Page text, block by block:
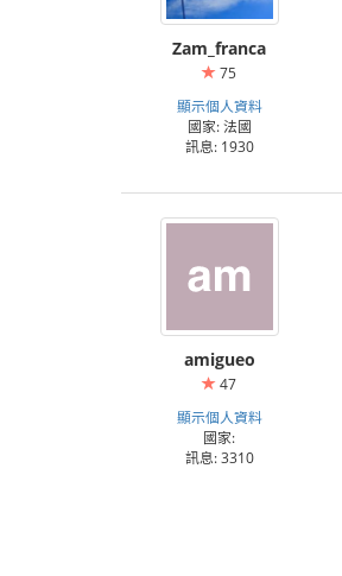
Zam_franca
75
顯示個人資料
國家: 法國
訊息: 1930
amigueo
47
顯示個人資料
國家:
訊息: 3310